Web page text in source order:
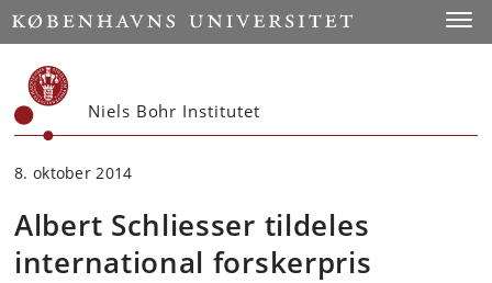
Start
Niels Bohr Institutet
8. oktober 2014
Albert Schliesser tildeles
international forskerpris